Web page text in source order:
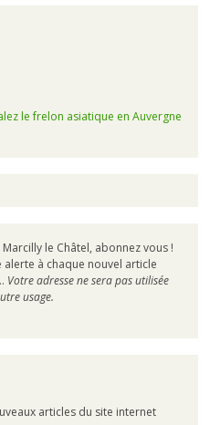
le frelon asiatique en Auvergne
le Châtel, abonnez vous !
à chaque nouvel article
Votre adresse ne sera pas utilisée
usage.
articles du site internet